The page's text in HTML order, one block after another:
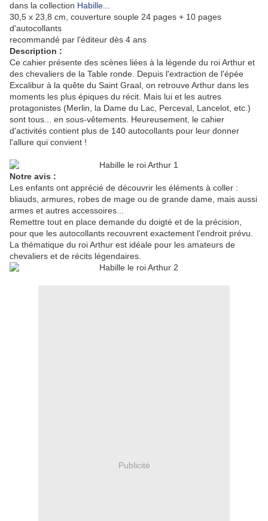
dans la collection Habille...
30,5 x 23,8 cm, couverture souple 24 pages + 10 pages
d'autocollants
recommandé par l'éditeur dès 4 ans
Description :
Ce cahier présente des scènes liées à la légende du roi Arthur et
des chevaliers de la Table ronde. Depuis l'extraction de l'épée
Excalibur à la quête du Saint Graal, on retrouve Arthur dans les
moments les plus épiques du récit. Mais lui et les autres
protagonistes (Merlin, la Dame du Lac, Perceval, Lancelot, etc.)
sont tous... en sous-vêtements. Heureusement, le cahier
d'activités contient plus de 140 autocollants pour leur donner
l'allure qui convient !
Notre avis :
Les enfants ont apprécié de découvrir les éléments à coller :
bliauds, armures, robes de mage ou de grande dame, mais aussi
armes et autres accessoires...
Remettre tout en place demande du doigté et de la précision,
pour que les autocollants recouvrent exactement l'endroit prévu.
La thématique du roi Arthur est idéale pour les amateurs de
chevaliers et de récits légendaires.
Publicité